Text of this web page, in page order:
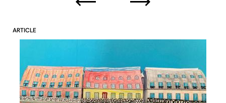
ARTICLE